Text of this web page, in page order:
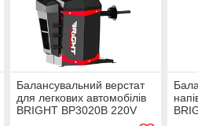
Балансувальний верстат
для легкових автомобілів
BRIGHT BP3020B 220V